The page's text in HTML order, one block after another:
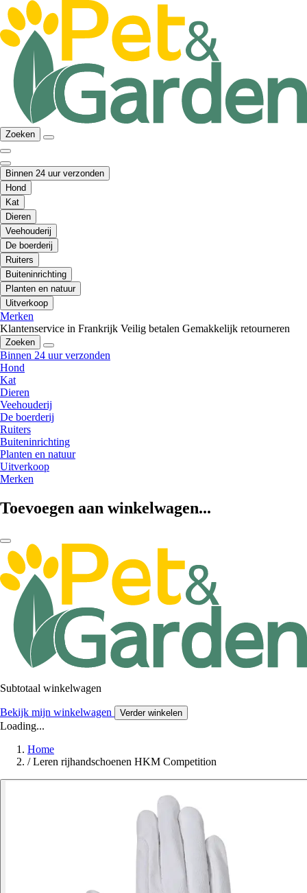
Zoeken
Binnen 24 uur verzonden
Hond
Kat
Dieren
Veehouderij
De boerderij
Ruiters
Buiteninrichting
Planten en natuur
Uitverkoop
Merken
Klantenservice in Frankrijk Veilig betalen Gemakkelijk retourneren
Zoeken
Binnen 24 uur verzonden
Hond
Kat
Dieren
Veehouderij
De boerderij
Ruiters
Buiteninrichting
Planten en natuur
Uitverkoop
Merken
Toevoegen aan winkelwagen...
Subtotaal winkelwagen
Bekijk mijn winkelwagen Verder winkelen
Loading...
Home
/ Leren rijhandschoenen HKM Competition